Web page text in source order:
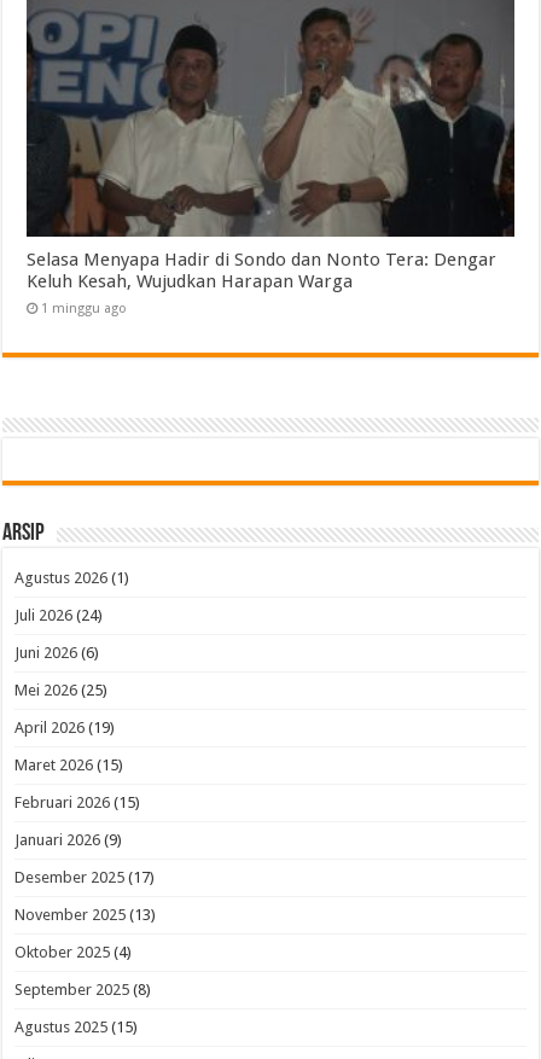
Selasa Menyapa Hadir di Sondo dan Nonto Tera: Dengar
Keluh Kesah, Wujudkan Harapan Warga
1 minggu ago
Arsip
Agustus 2026 (1)
Juli 2026 (24)
Juni 2026 (6)
Mei 2026 (25)
April 2026 (19)
Maret 2026 (15)
Februari 2026 (15)
Januari 2026 (9)
Desember 2025 (17)
November 2025 (13)
Oktober 2025 (4)
September 2025 (8)
Agustus 2025 (15)